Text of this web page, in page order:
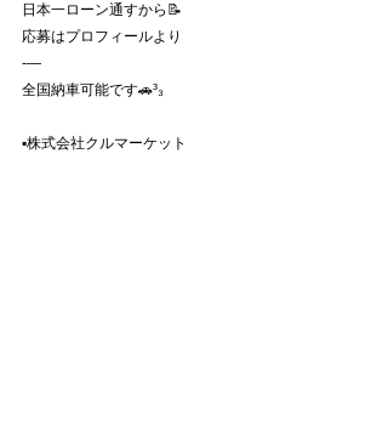
日本一ローン通すから📝
応募はプロフィールより
-—
全国納車可能です🚗³₃
▪️株式会社クルマーケット